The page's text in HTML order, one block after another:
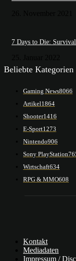
7 Days to Die:
Beliebte Kategorien
Gaming News8066
Artikel1864
Shooter1416
E-Sport1273
Nintendo906
Sony PlayStation
Wirtschaft634
RPG & MMO608
Kontakt
Mediadaten
Impressum /